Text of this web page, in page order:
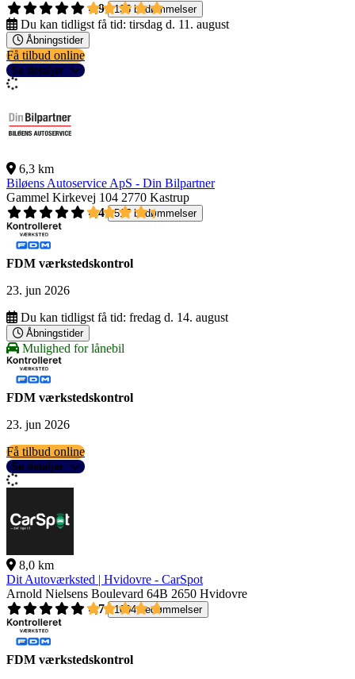
4,9
135 bedømmelser
Du kan tidligst få tid: tirsdag d. 11. august
Åbningstider
Få tilbud online
Se detaljer
6,3 km
Biløens Autoservice ApS - Din Bilpartner
Gammel Kirkevej 104 2770 Kastrup
4,4
517 bedømmelser
FDM værkstedskontrol
23. jun 2026
Du kan tidligst få tid: fredag d. 14. august
Åbningstider
Mulighed for lånebil
FDM værkstedskontrol
23. jun 2026
Få tilbud online
Se detaljer
8,0 km
Dit Autoværksted | Hvidovre - CarSpot
Arnold Nielsens Boulevard 64B 2650 Hvidovre
4,7
1004 bedømmelser
FDM værkstedskontrol